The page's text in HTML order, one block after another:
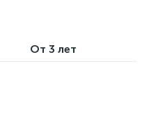
От 3 лет